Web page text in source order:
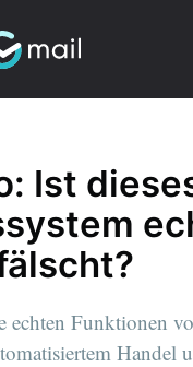
Ist
echten Funktionen
Handel